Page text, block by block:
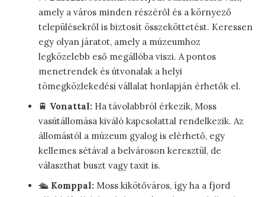
amely a város minden részéről és a környező
településekről is biztosít összeköttetést. Keressen
egy olyan járatot, amely a múzeumhoz
legközelebb eső megállóba viszi. A pontos
menetrendek és útvonalak a helyi
tömegközlekedési vállalat honlapján érhetők el.
🚆 Vonattal: Ha távolabbról érkezik, Moss
vasútállomása kiváló kapcsolattal rendelkezik. Az
állomástól a múzeum gyalog is elérhető, egy
kellemes sétával a belvároson keresztül, de
választhat buszt vagy taxit is.
🛳️ Komppal: Moss kikötőváros, így ha a fjord